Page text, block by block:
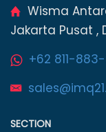
Wisma
Jakarta Pusat ,
+62 811-
SECTION